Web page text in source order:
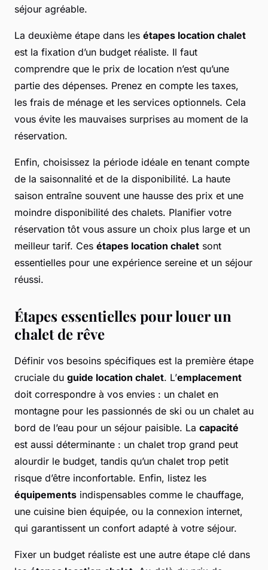
séjour agréable.
La deuxième étape dans les étapes location chalet
est la fixation d’un budget réaliste. Il faut
comprendre que le prix de location n’est qu’une
partie des dépenses. Prenez en compte les taxes,
les frais de ménage et les services optionnels. Cela
vous évite les mauvaises surprises au moment de la
réservation.
Enfin, choisissez la période idéale en tenant compte
de la saisonnalité et de la disponibilité. La haute
saison entraîne souvent une hausse des prix et une
moindre disponibilité des chalets. Planifier votre
réservation tôt vous assure un choix plus large et un
meilleur tarif. Ces étapes location chalet sont
essentielles pour une expérience sereine et un séjour
réussi.
Étapes essentielles pour louer un
chalet de rêve
Définir vos besoins spécifiques est la première étape
cruciale du guide location chalet. L’emplacement
doit correspondre à vos envies : un chalet en
montagne pour les passionnés de ski ou un chalet au
bord de l’eau pour un séjour paisible. La capacité
est aussi déterminante : un chalet trop grand peut
alourdir le budget, tandis qu’un chalet trop petit
risque d’être inconfortable. Enfin, listez les
équipements indispensables comme le chauffage,
une cuisine bien équipée, ou la connexion internet,
qui garantissent un confort adapté à votre séjour.
Fixer un budget réaliste est une autre étape clé dans